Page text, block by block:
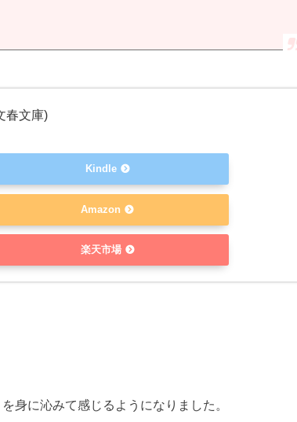
春文庫)
Kindle
Amazon
楽天市場
身に沁みて感じるようになりました。